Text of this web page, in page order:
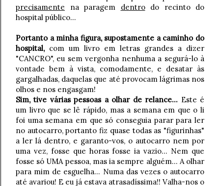
precisamente na paragem dentrodo recinto do
hospital público...
Portanto a minha figura, supostamente a caminho do
hospital, com um livro em letras grandes a dizer
"CANCRO", eu sem vergonha nenhuma a segurá-lo à
vontade bem à vista, comodamente, e desatar às
gargalhadas, daquelas que até provocam lágrimas nos
olhos e nos engasgam!
Sim, tive várias pessoas a olhar de relance... Este é
um livro que se lê rápido, mas a semana em que o li
foi uma semana em que só conseguia parar para ler
no autocarro, portanto fiz quase todas as "figurinhas"
a ler lá dentro, e garanto-vos, o autocarro nem por
uma vez, fosse que horas fosse ia vazio... Nem que
fosse só UMA pessoa, mas ia sempre alguém... A olhar
para mim de esguelha... Numa das vezes o autocarro
até avariou! E eu já estava atrasadíssima!! Valha-nos o